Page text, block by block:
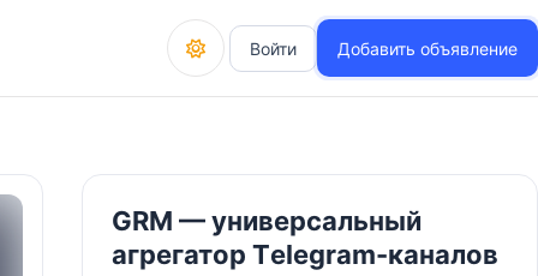
Войти Добавить объявление
GRM — универсальный
агрегатор Tеlеgrаm-каналов